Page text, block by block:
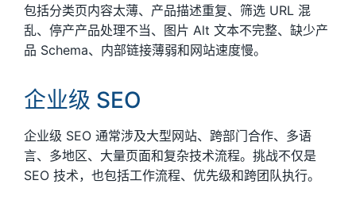
包括分类页内容太薄、产品描述重复、筛选 URL 混
乱、停产产品处理不当、图片 Alt 文本不完整、缺少产
品 Schema、内部链接薄弱和网站速度慢。
企业级 SEO
企业级 SEO 通常涉及大型网站、跨部门合作、多语
言、多地区、大量页面和复杂技术流程。挑战不仅是
SEO 技术，也包括工作流程、优先级和跨团队执行。